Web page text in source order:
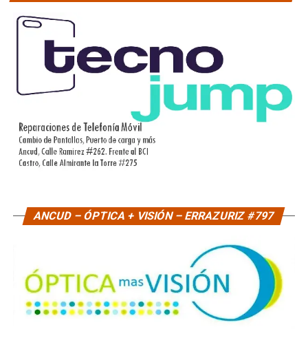
ANCUD – ÓPTICA + VISIÓN – ERRAZURIZ #797